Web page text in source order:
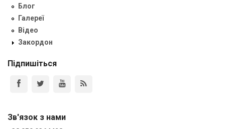
Блог
Галереї
Відео
Закордон
Підпишіться
Зв'язок з нами